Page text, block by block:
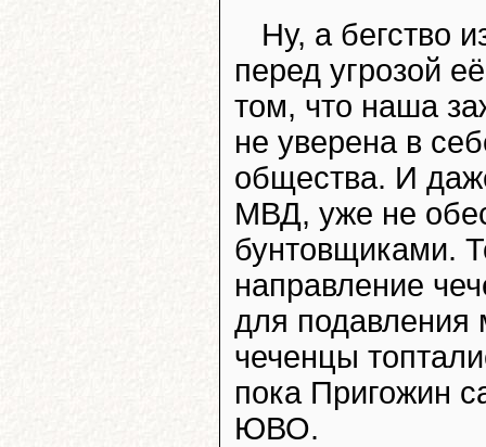
Ну, а бегство
перед угрозой
том, что наша
не уверена в
общества. И
МВД, уже не
бунтовщиками.
направление
для подавления
чеченцы
пока Пригожин
ЮВО.